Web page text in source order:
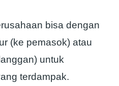
bisa dengan
(ke pemasok) atau
untuk
terdampak.